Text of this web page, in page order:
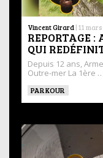
Vincent Girard | 11
REPORTAGE :
QUI
Depuis 12 ans,
Outre-mer La 1ère …
PARKOUR